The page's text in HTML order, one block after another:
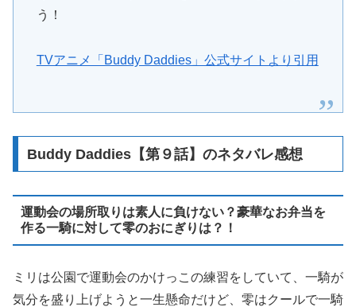
う！
TVアニメ「Buddy Daddies」公式サイトより引用
Buddy Daddies【第９話】のネタバレ感想
運動会の場所取りは素人に負けない？豪華なお弁当を
作る一騎に対して零のおにぎりは？！
ミリは公園で運動会のかけっこの練習をしていて、一騎が
気分を盛り上げようと一生懸命だけど、零はクールで一騎